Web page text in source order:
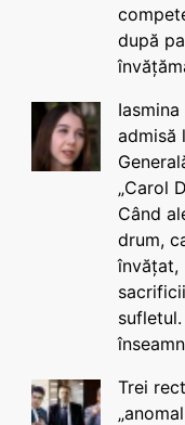
după
admisă
„Carol
Când
drum,
învățat,
Trei